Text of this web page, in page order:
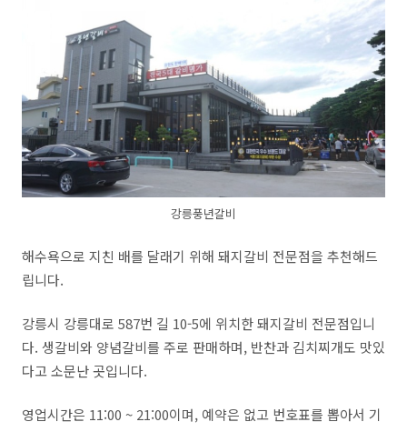
강릉풍년갈비
해수욕으로 지친 배를 달래기 위해 돼지갈비 전문점을 추천해드
립니다.
강릉시 강릉대로 587번 길 10-5에 위치한 돼지갈비 전문점입니
다. 생갈비와 양념갈비를 주로 판매하며, 반찬과 김치찌개도 맛있
다고 소문난 곳입니다.
영업시간은 11:00 ~ 21:00이며, 예약은 없고 번호표를 뽑아서 기